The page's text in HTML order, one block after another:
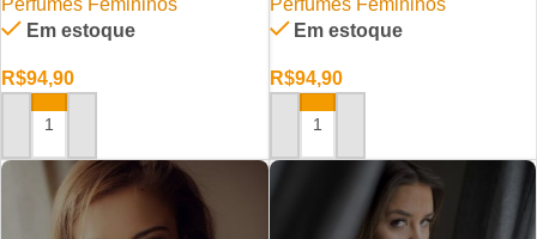
Em estoque
R$94,90
ADICIONAR AO CARRINHO
Em estoque
R$94,90
ADICIONAR AO CARRINHO